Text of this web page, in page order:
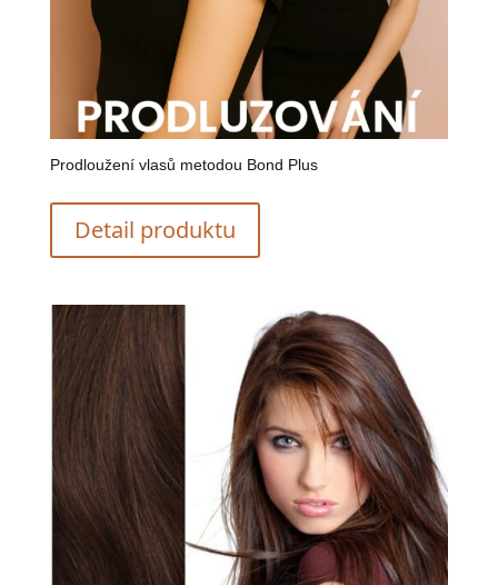
Prodloužení vlasů metodou Bond Plus
Detail produktu